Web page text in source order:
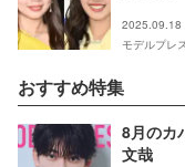
2025.09.18
モデルプレ
おすすめ特集
8月のカ
文哉